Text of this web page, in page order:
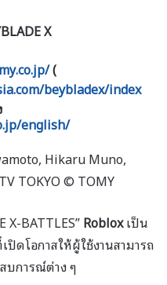
X
(
beybladex/index
english/
Hikaru Muno,
TOKYO © TOMY
X-BATTLES”Robloxเป็น
ดโอกาสให้ผู้ใช้งานสามารถ
บการณ์ต่าง ๆ